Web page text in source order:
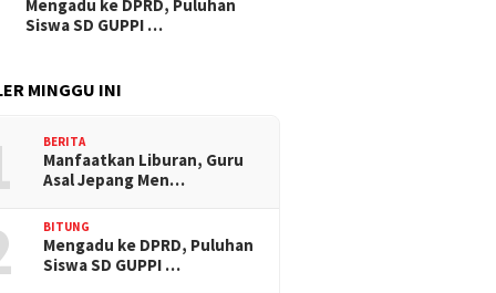
Mengadu ke DPRD, Puluhan
Siswa SD GUPPI …
MINGGU INI
BERITA
Manfaatkan Liburan, Guru
Asal Jepang Men…
BITUNG
Mengadu ke DPRD, Puluhan
Siswa SD GUPPI …